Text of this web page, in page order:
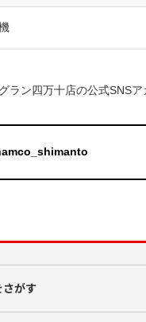
ラン四万十店の公式SNS
さがす